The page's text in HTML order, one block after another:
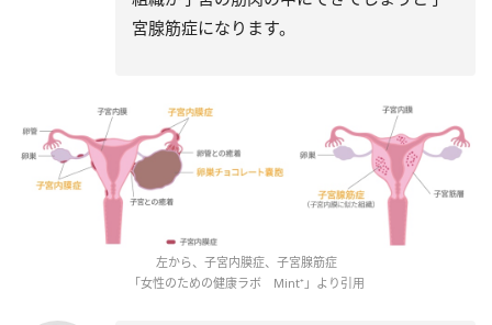
宮腺筋症になります。
左から、子宮内膜症、子宮腺筋症
「女性のための健康ラボ Mint⁺」より引用